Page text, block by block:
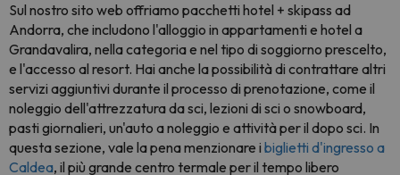
Sul nostro sito web offriamo pacchetti hotel + skipass ad
Andorra, che includono l'alloggio in appartamenti e hotel a
Grandavalira, nella categoria e nel tipo di soggiorno prescelto,
e l'accesso al resort. Hai anche la possibilità di contrattare altri
servizi aggiuntivi durante il processo di prenotazione, come il
noleggio dell'attrezzatura da sci, lezioni di sci o snowboard,
pasti giornalieri, un'auto a noleggio e attività per il dopo sci. In
questa sezione, vale la pena menzionare i biglietti d'ingresso a
Caldea, il più grande centro termale per il tempo libero